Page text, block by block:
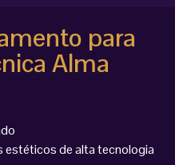
para
Alma
estéticos de alta tecnologia